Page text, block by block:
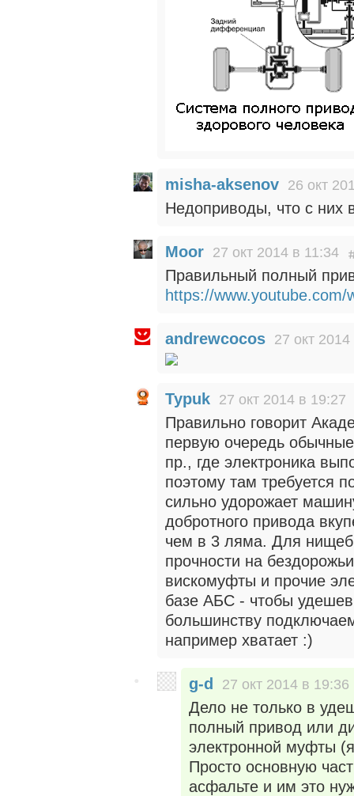
misha-aksenov 26 окт
Недоприводы, что с них
Moor 27 окт 2014 в 11:34
Правильный полный
https://www.youtube.com/
andrewcocos 27 окт
Typuk 27 окт 2014 в 19:27
Правильно говорит
первую очередь
пр., где электроника
поэтому там требуется
сильно удорожает
добротного привода
чем в 3 ляма. Для
прочности на
вискомуфты и прочие
базе АБС - чтобы
большинству
например хватает :)
g-d 27 окт 2014 в 19:36
Дело не только в
полный привод или
электронной муфты
Просто основную
асфальте и им это